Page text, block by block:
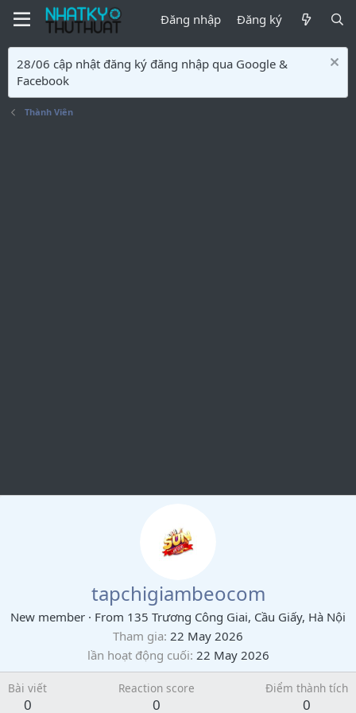
Đăng nhập Đăng ký
28/06 cập nhật đăng ký đăng nhập qua Google &
Facebook
Thành Viên
tapchigiambeocom
New member · From 135 Trương Công Giai, Cầu Giấy, Hà Nội
Tham gia 22 May 2026
lần hoạt động cuối 22 May 2026
Bài viết
0
Reaction score
0
Điểm thành tích
0